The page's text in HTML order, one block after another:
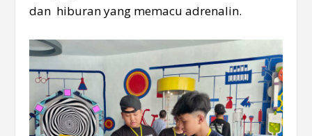
dan hiburan yang memacu adrenalin.